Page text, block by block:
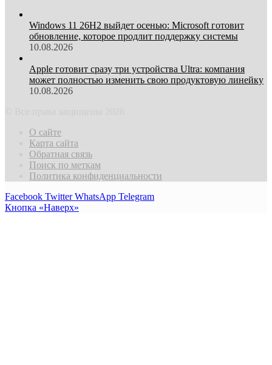
Windows 11 26H2 выйдет осенью: Microsoft готовит
обновление, которое продлит поддержку системы
10.08.2026
Apple готовит сразу три устройства Ultra: компания
может полностью изменить свою продуктовую линейку
10.08.2026
О сайте
Карта сайта
Обратная связь
Поиск по меткам
Политика конфиденциальности
Facebook Twitter WhatsApp Telegram
Кнопка «Наверх»